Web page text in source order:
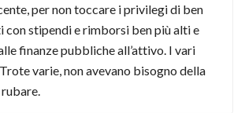
per non toccare i privilegi di ben
con stipendi e rimborsi ben più alti e
finanze pubbliche all’attivo. I vari
varie, non avevano bisogno della